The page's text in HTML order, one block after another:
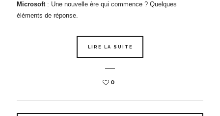
Microsoft: Une nouvelle ère qui commence ? Quelques
éléments de réponse.
LIRE LA SUITE
0